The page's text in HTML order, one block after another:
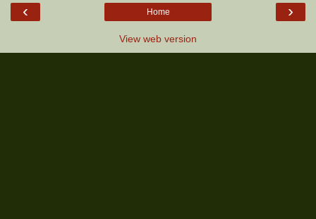
‹ ›
Home
View web version